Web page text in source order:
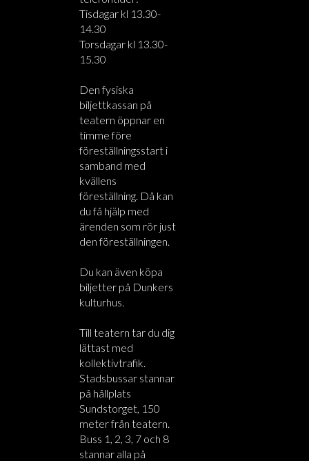
Tisdagar kl 13.30-
14.30
Torsdagar kl 13.30-
15.30
Den fysiska
biljettkassan på
teatern öppnar en
timme före
föreställningsstart i
samband med
kvällens
föreställning. Då kan
du få hjälp med
ärenden som rör just
den föreställningen.
Du kan även köpa
biljetter på Dunkers
kulturhus.
Till teatern tar du dig
lättast med
kollektivtrafik.
Stadsbussar stannar
på hållplats
Sundstorget, 150
meter från teatern.
Buss 1, 2, 3, 7 och 8
stannar alla på